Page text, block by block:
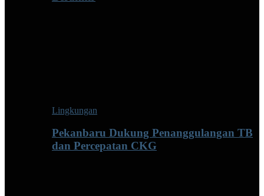
Lingkungan
Pekanbaru Dukung Penanggulangan TB
dan Percepatan CKG